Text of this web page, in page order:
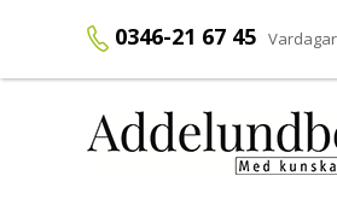
0346-21 67 45